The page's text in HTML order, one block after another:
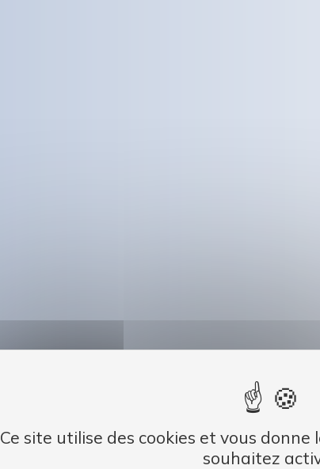
Ce site utilise des cookies et vous
souhaitez